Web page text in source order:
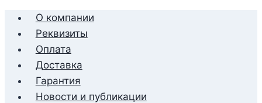
Перейти
содержимому
О компании
Реквизиты
Оплата
Доставка
Гарантия
Новости и публикации